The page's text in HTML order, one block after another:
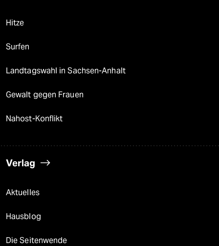
Hitze
Surfen
Landtagswahl in Sachsen-Anhalt
Gewalt gegen Frauen
Nahost-Konflikt
Verlag
Aktuelles
Hausblog
Die Seitenwende